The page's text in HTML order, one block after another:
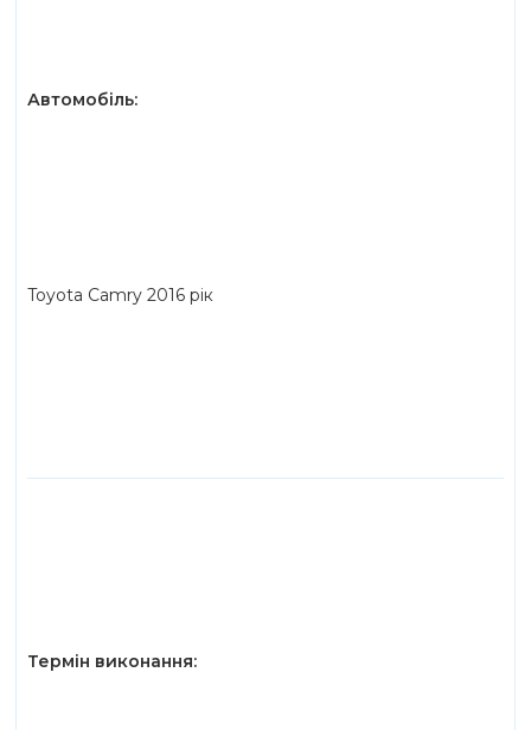
Автомобіль:
Toyota Camry 2016 рік
Термін виконання: